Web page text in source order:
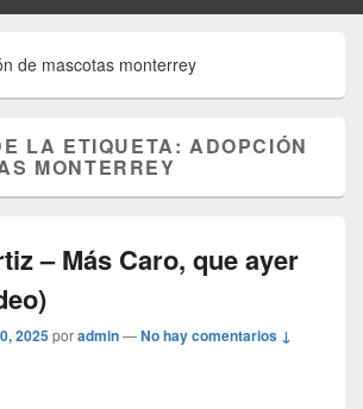
de mascotas monterrey
LA ETIQUETA:ADOPCIÓN
MONTERREY
– Más Caro, que ayer
2025poradmin—No hay comentarios ↓